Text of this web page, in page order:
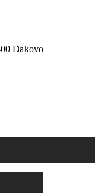
Đakovo